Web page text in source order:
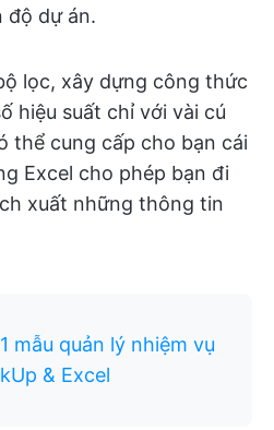
độ dự án.
lọc, xây dựng công thức
hiệu suất chỉ với vài cú
thể cung cấp cho bạn cái
Excel cho phép bạn đi
xuất những thông tin
mẫu quản lý nhiệm vụ
& Excel